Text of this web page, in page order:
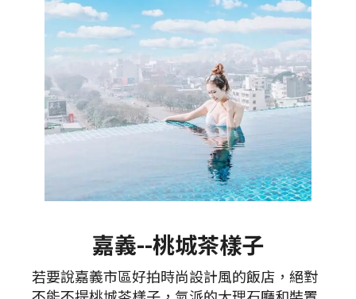
嘉義--桃城茶樣子
若要說嘉義市區好拍時尚設計風的飯店，絕對